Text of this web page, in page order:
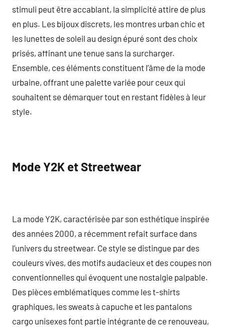
stimuli peut être accablant, la simplicité attire de plus
en plus. Les bijoux discrets, les montres urban chic et
les lunettes de soleil au design épuré sont des choix
prisés, affinant une tenue sans la surcharger.
Ensemble, ces éléments constituent l’âme de la mode
urbaine, offrant une palette variée pour ceux qui
souhaitent se démarquer tout en restant fidèles à leur
style.
Mode Y2K et Streetwear
La mode Y2K, caractérisée par son esthétique inspirée
des années 2000, a récemment refait surface dans
l’univers du streetwear. Ce style se distingue par des
couleurs vives, des motifs audacieux et des coupes non
conventionnelles qui évoquent une nostalgie palpable.
Des pièces emblématiques comme les t-shirts
graphiques, les sweats à capuche et les pantalons
cargo unisexes font partie intégrante de ce renouveau,